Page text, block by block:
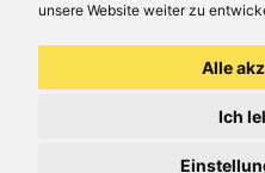
unsere Website weiter zu
Alle
Ich